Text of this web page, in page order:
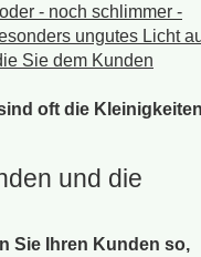
- noch schlimmer -
ungutes Licht
Sie dem Kunden
oft die
und die
Sie Ihren Kunden so,